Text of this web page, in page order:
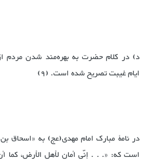
‌د) در کلام حضرت به بهره‌مند شدن مردم
ایام غیبت تصریح شده است. (9)
در نامۀ مبارک امام مهدی(عج) به «اسحاق
است که: «. . . إنّی أمان لأهل الأرض، کما